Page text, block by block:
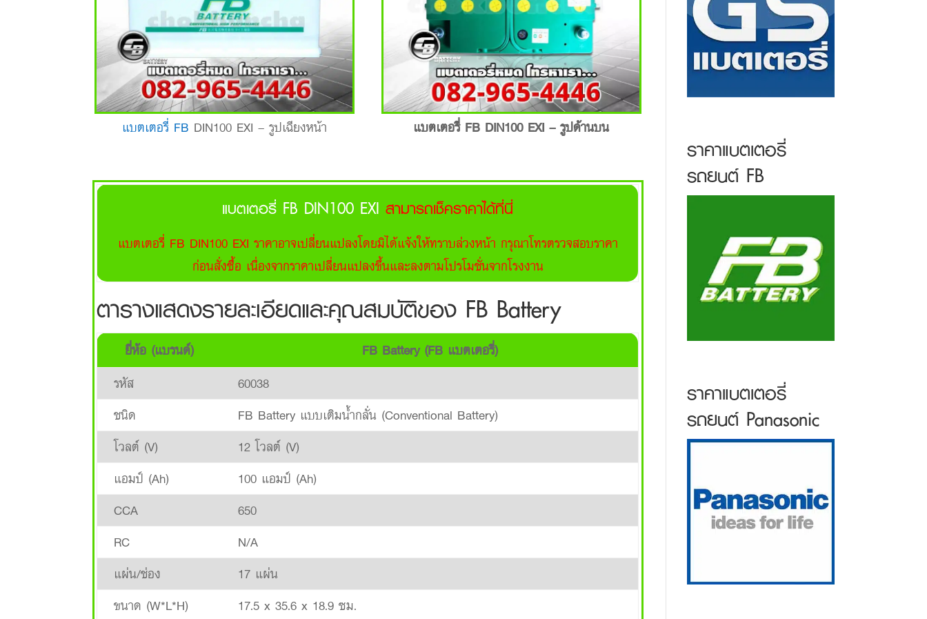
แบตเตอรี่ FB DIN100 EXI – รูปเฉียงหน้า แบตเตอรี่ FB DIN100 EXI – รูปด้านบน
แบตเตอรี่ FB DIN100 EXIสามารถเช็คราคาได้ที่นี่
แบตเตอรี่ FB DIN100 EXI ราคาอาจเปลี่ยนแปลงโดยมิได้แจ้งให้ทราบล่วงหน้า กรุณาโทรตรวจสอบราคา
ก่อนสั่งซื้อ เนื่องจากราคาเปลี่ยนแปลงขึ้นและลงตามโปรโมชั่นจากโรงงาน
ตารางแสดงรายละเอียดและคุณสมบัติของ FB Battery
ยี่ห้อ (แบรนด์)
FB Battery (FB แบตเตอรี่)
รหัส
60038
ชนิด
FB Battery แบบเติมน้ำกลั่น (Conventional Battery)
โวลต์ (V)
12 โวลต์ (V)
แอมป์ (Ah)
100 แอมป์ (Ah)
CCA
650
RC
N/A
แผ่น/ช่อง
17 แผ่น
ขนาด (W*L*H)
17.5 x 35.6 x 18.9 ซม.
ราคาแบตเตอรี่
รถยนต์ FB
ราคาแบตเตอรี่
รถยนต์ Panasonic